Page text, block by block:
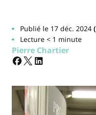
Publié le 17 déc. 2024
Lecture < 1 minute
Pierre Chartier